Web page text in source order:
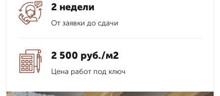
2 недели
От заявки до сдачи
2 500 руб./м2
Цена работ под ключ